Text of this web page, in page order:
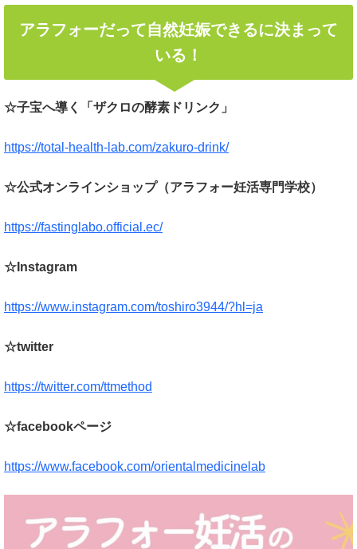
アラフォーだって自然妊娠できるに決まって
いる！
☆子宝へ導く「ザクロの酵素ドリンク」
https://total-health-lab.com/zakuro-drink/
☆公式オンラインショップ（アラフォー妊活専門学校）
https://fastinglabo.official.ec/
☆Instagram
https://www.instagram.com/toshiro3944/?hl=ja
☆twitter
https://twitter.com/ttmethod
☆facebookページ
https://www.facebook.com/orientalmedicinelab